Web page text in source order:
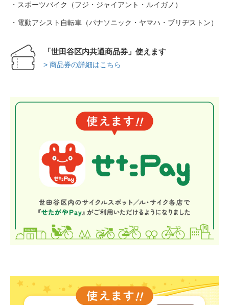
募集中の求人情報
法人様向け割引
会社概要
・スポーツバイク（フジ・ジャイアント・ルイガノ）
・電動アシスト自転車（パナソニック・ヤマハ・ブリヂストン）
「世田谷区内共通商品券」使えます
> 商品券の詳細はこちら